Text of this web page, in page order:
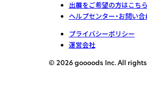
出展をご希望の方はこちら
ヘルプセンター・お問い合
プライバシーポリシー
運営会社
© 2026 goooods Inc. All